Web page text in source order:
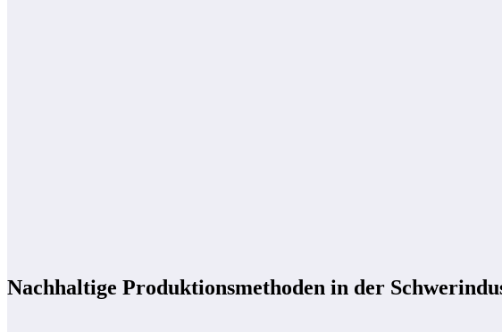
Nachhaltige Produktionsmethoden in der